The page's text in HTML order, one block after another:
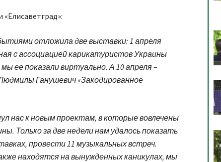
«Елисаветград»:
отложила две выставки: 1 апреля
с ассоциацией карикатуристов Украины
ее показали виртуально. А 10 апреля –
Ганушевич «Закодированное
нас к новым проектам, в которые вовлечены
Только за две недели нам удалось показать
провести 11 музыкальных встреч.
находятся на вынужденных каникулах, мы